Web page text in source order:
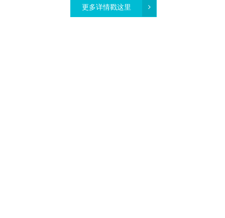
更多详情戳这里